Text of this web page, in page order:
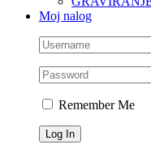
Moj nalog
Remember Me